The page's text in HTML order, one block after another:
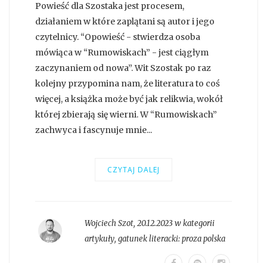
Powieść dla Szostaka jest procesem,
działaniem w które zaplątani są autor i jego
czytelnicy. “Opowieść - stwierdza osoba
mówiąca w “Rumowiskach” - jest ciągłym
zaczynaniem od nowa”. Wit Szostak po raz
kolejny przypomina nam, że literatura to coś
więcej, a książka może być jak relikwia, wokół
której zbierają się wierni. W “Rumowiskach”
zachwyca i fascynuje mnie...
CZYTAJ DALEJ
Wojciech Szot, 20.12.2023 w kategorii
artykuły, gatunek literacki:proza polska